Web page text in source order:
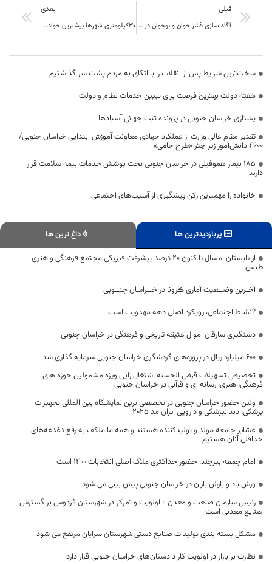
قبلی
آگاه سازی قشر جوان و نوجوان در مقابل خطرات مواد مخدر باید صورت گیرد
بعدی
30کیلومتری شهرها بیشترین حوادث رانندگی را دارد
سخت‌ترین شرایط پس از انقلاب را با اتکای به مردم پشت سر گذاشتیم
هفته دولت بهترین فرصت برای تبیین خدمات نظام و دولت
یشتازی خراسان جنوبی در پرونده ثبت جهانی آسبادها
تقدیر مقام عالی وزارت از عملکرد جهادی معاونت آموزش ابتدایی خراسان جنوبی/
۴۶۰۰ دانش‌آموز زیر چتر «طرح حامی»
۱۸۵ بیمار هموفیلی در خراسان جنوبی تحت پوشش خدمات بیمه سلامت قرار
دارند
خانواده را مهمترین رکن پیشگیری از آسیب‌های اجتماعی
پربازدیدترین ها
داغ ترین ها
از تابستان امسال تا کنون ۲۰ درصد پیشرفت فیزیکی مجتمع فرهنگی و هنری
طبس
آخـرین وضــعیت آماری ڪرونا در خــراسان جنــوبی
?نشاط اجتماعی، رویکرد اصلی دهه مهدویت است
دستگیری سارقان اموال عتیقه تاریخی و فرهنگی در خراسان جنوبی
۶۰۰ میلیارد ریال در پروژه‌های گردشگری خراسان جنوبی سرمایه گذاری شد
تخصیص تسهیلات قرض الحسنه اشتغال زایی ویژه مشمولین حوزه های
فرهنگی، هنری، رسانه ای و قرآنی در خراسان جنوبی
ولین حضور خراسان جنوبی در تخصصی ترین نمایشگاه بین المللی تجهیزات
پزشکی، دندانپزشکی و دارویی ایران مد ۲۰۲۵
عشایر جامعه مولد و تولیدکننده هستند و همه ما ملکف به رفع دغدغه‌های
حداقلی آنان هستیم
امام جمعه بیرجند: حضور حداکثری ملاک اصلی انتخابات ۱۴۰۰ است
وزش باد و بارش باران در خراسان جنوبی پیش بینی می شود
رئیس سازمان صنعت و معدن : اولویت و تمرکز در شهرستان فردوس بر گسترش
صنایع معدنی است
مشکل بسته بندی تولیدات صنایع دستی شهرستان سرایان مرتفع می شود
نظارت بر بازار در اولویت کار دادستان‌های خراسان جنوبی قرار دارد